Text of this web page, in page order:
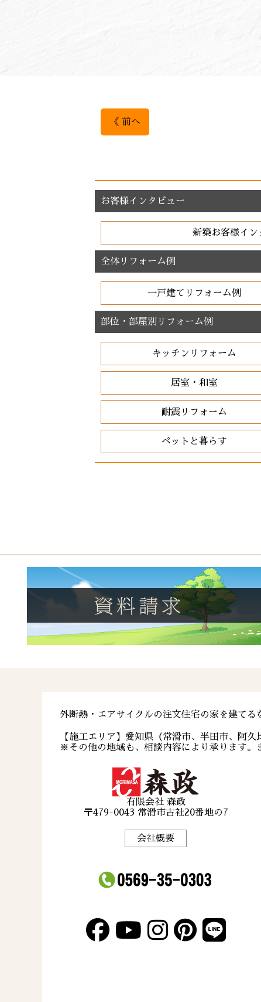
《 前へ
お客様インタビュー
新築お客様イン
全体リフォーム例
一戸建てリフォーム例
部位・部屋別リフォーム例
キッチンリフォーム
居室・和室
耐震リフォーム
ペットと暮らす
外断熱・エアサイクルの注文住宅の家を建て
【施工エリア】愛知県（常滑市、半田市、阿
※その他の地域も、相談内容により承ります。
有限会社 森政
〒479-0043 常滑市古社20番地の7
会社概要